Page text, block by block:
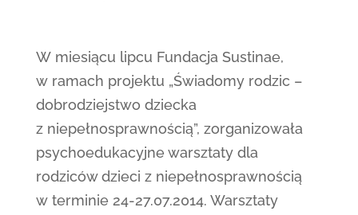
W miesiącu lipcu Fundacja Sustinae,
w ramach projektu „Świadomy rodzic –
dobrodziejstwo dziecka
z niepełnosprawnością”, zorganizowała
psychoedukacyjne warsztaty dla
rodziców dzieci z niepełnosprawnością
w terminie 24-27.07.2014. Warsztaty